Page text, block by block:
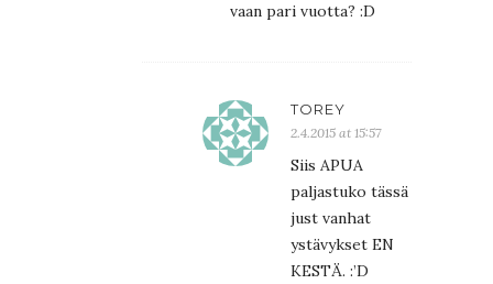
vaan pari vuotta? :D
TOREY
2.4.2015 at 15:57
Siis APUA
paljastuko tässä
just vanhat
ystävykset EN
KESTÄ. :’D